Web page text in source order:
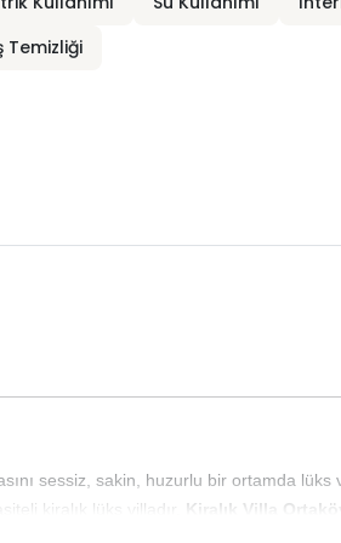
Temizliği
sessiz, sakin, huzurlu bir ortamda lüks
kiralık lüks villadır. Kiralık Villa